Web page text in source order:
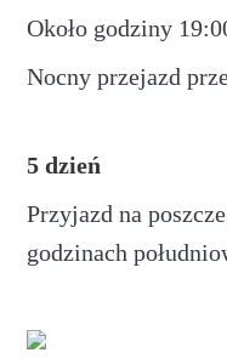
Około godziny
Nocny przejazd
5 dzień
Przyjazd na
godzinach